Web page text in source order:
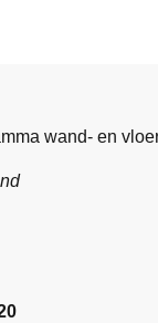
wand- en